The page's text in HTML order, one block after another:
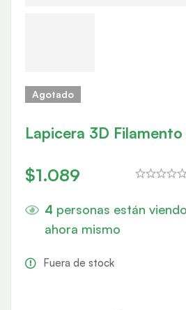
Agotado
Lapicera 3D
$1.089
4 personas están
ahora mismo
Fuera de stock